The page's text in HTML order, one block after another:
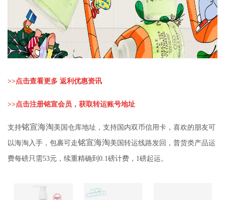
>>点击查看更多 返利优惠资讯
>>点击注册铭宣会员，获取转运账号地址
支持铭宣海淘美国仓库地址，支持国内双币信用卡，喜欢的朋友可
以海淘入手，包裹可走铭宣海淘美国转运线路发回，普货类产品运
费每磅只需53元，续重精确到0.1磅计费，1磅起运。